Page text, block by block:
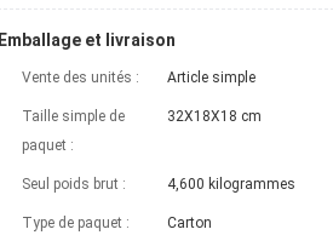
Emballage et livraison
Vente des unités : Article simple
Taille simple de
paquet :
32X18X18 cm
Seul poids brut : 4,600 kilogrammes
Type de paquet : Carton